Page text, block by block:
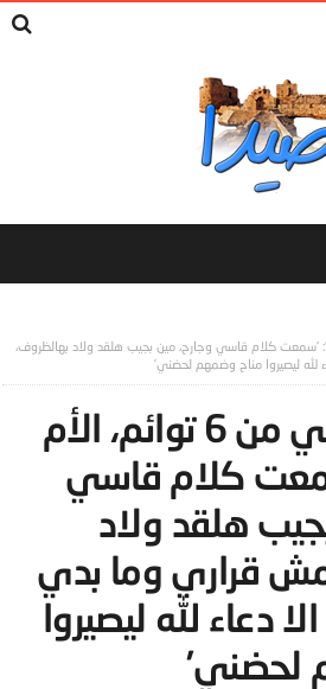
الأم ‘فاطمة’: ‘سمعت كلام قاسي وجارح، مين بجيب هلقد ولاد بهالظروف،
ليصيروا مناح وضمهم لحضني’
بعد وفاة صبي من 6 توائم، الأم
كلام قاسي
هلقد ولاد
قراري وما بدي
دعاء لله ليصيروا
لحضني’